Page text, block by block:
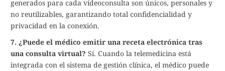
generados para cada vídeoconsulta son únicos, personales y
no reutilizables, garantizando total confidencialidad y
privacidad en la conexión.
7. ¿Puede el médico emitir una receta electrónica tras
una consulta virtual? Sí. Cuando la telemedicina está
integrada con el sistema de gestión clínica, el médico puede